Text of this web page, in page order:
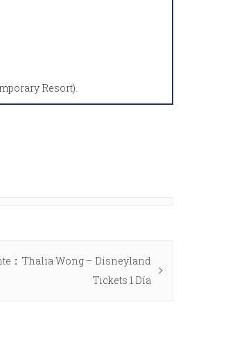
Resort).
Thalia Wong – Disneyland
Tickets 1 Día